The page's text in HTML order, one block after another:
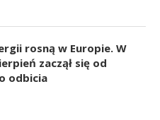
rosną w Europie. W
zaczął się od
odbicia